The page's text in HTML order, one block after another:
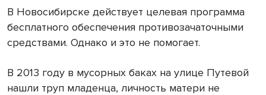
В Новосибирске действует целевая программа
бесплатного обеспечения противозачаточными
средствами. Однако и это не помогает.
В 2013 году в мусорных баках на улице Путевой
нашли труп младенца, личность матери не